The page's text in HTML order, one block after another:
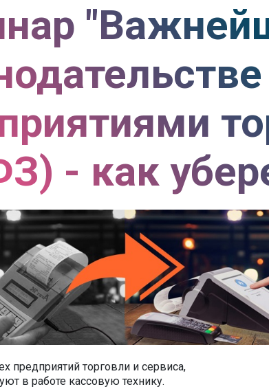
- как
предприятий торговли и сервиса,
в работе кассовую технику.